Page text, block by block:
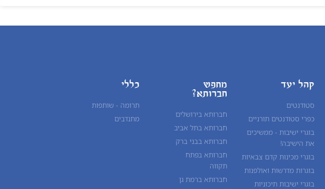
קהל יעד
סטודנטים
כפרי סטודנטים תורניים
בוגרי ישיבות - ממשיכים
את הישיבה!
בוגרי מכינות קדם צבאיות
בוגרות מדרשות ואולפנות
בוגרי ישיבות תיכוניות
מחפש
חברותא?
חברותא בירושלים
חברותא בתל אביב
חברותא בבני ברק
חברותא בפתח
תקווה
חברותא ברמת גן
כללי
תרומה - שותפות
מתנדבים